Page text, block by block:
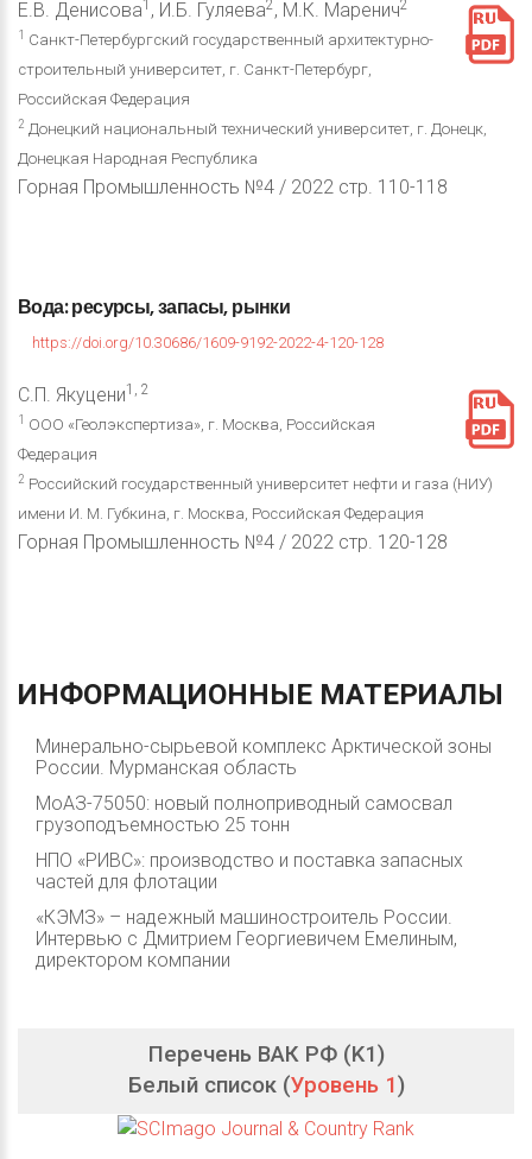
Е.В. Денисова1 , И.Б. Гуляева2, М.К. Маренич2
1
Санкт-Петербургский государственный архитектурно-
строительный университет, г. Санкт-Петербург,
Российская Федерация
2 Донецкий национальный технический университет, г. Донецк,
Донецкая Народная Республика
Горная Промышленность №4 / 2022 стр. 110-118
Вода:ресурсы,запасы,рынки
https://doi.org/10.30686/1609-9192-2022-4-120-128
С.П. Якуцени1, 2
1
ООО «Геолэкспертиза», г. Москва, Российская
Федерация
2 Российский государственный университет нефти и газа (НИУ)
имени И. М. Губкина, г. Москва, Российская Федерация
Горная Промышленность №4 / 2022 стр. 120-128
ИНФОРМАЦИОННЫЕ МАТЕРИАЛЫ
Минерально-сырьевой комплекс Арктической зоны
России. Мурманская область
МоАЗ-75050: новый полноприводный самосвал
грузоподъемностью 25 тонн
НПО «РИВС»: производство и поставка запасных
частей для флотации
«КЭМЗ» – надежный машиностроитель России.
Интервью с Дмитрием Георгиевичем Емелиным,
директором компании
Перечень ВАК РФ (K1)
Белый список (Уровень 1)